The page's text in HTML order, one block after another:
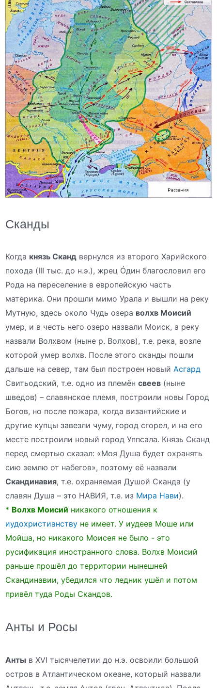
Сканды
Когда князь Сканд вернулся из второго Харийского
похода (III тыс. до н.э.), жрец Óдин благословил его
Рода на переселение в европейскую часть
материка. Они прошли мимо Урала и вышли на реку
Мутную, здесь около Чудь озера волхв Моисий
умер, и в честь него озеро назвали Моиск, а реку
назвали Волхвом (ныне р. Волхов), т.е. река, возле
которой умер волхв. После этого сканды пошли
дальше на север, там был построен новый Асгард
Свитьодский, т.е. одно из племёнсвеев (ныне
шведов) – славянское племя, построили новы Город
Богов, но после пожара, когда византийские и
другие купцы завезли чуму, город сгорел, и на его
месте построили новый город Уппсала. Князь Сканд
перед смертью сказал: «Моя Душа будет охранять
сию землю от набегов», поэтому её назвали
Скандинавия, т.е. охраняемая Душой Сканда (у
славян Душа – это НАВИЯ, т.е. из Мира Нави).
* Волхв Моисий никакого отношения к
иудохристианству не имеет. У иудеев Моше или
Мойша, но никакого Моисея не было - это
русификация иностранного слова. Волхв Моисий
раньше прошёл до территории нынешней
Скандинавии, убедился что ледник ушёл и потом
привёл туда Роды Скандов.
Анты и Росы
Анты в XVI тысячелетии до н.э. освоили большой
остров в Атлантическом океане, который назвали